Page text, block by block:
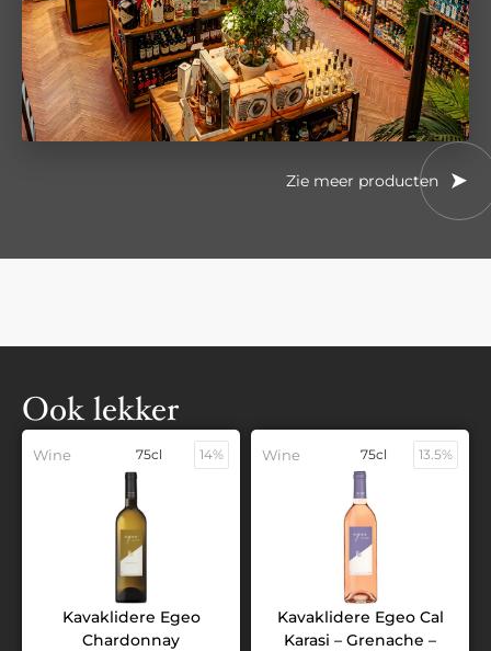
Zie meer producten
Ook lekker
Wine 75cl 14%
Kavaklidere Egeo
Chardonnay
Wine 75cl 13.5%
Kavaklidere Egeo Cal
Karasi – Grenache –